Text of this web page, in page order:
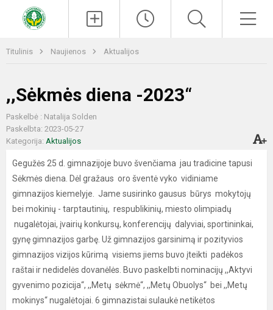
Titulinis Naujienos Aktualijos
,,Sėkmės diena -2023“
Paskelbė : Natalija Solden
Paskelbta: 2023-05-27
Kategorija: Aktualijos
Gegužės 25 d. gimnazijoje buvo švenčiama jau tradicine tapusi
Sėkmės diena. Dėl gražaus oro šventė vyko vidiniame
gimnazijos kiemelyje. Jame susirinko gausus būrys mokytojų
bei mokinių - tarptautinių, respublikinių, miesto olimpiadų
nugalėtojai, įvairių konkursų, konferencijų dalyviai, sportininkai,
gynę gimnazijos garbę. Už gimnazijos garsinimą ir pozityvios
gimnazijos vizijos kūrimą visiems jiems buvo įteikti padėkos
raštai ir nedidelės dovanėlės. Buvo paskelbti nominacijų ,,Aktyvi
gyvenimo pozicija“, ,,Metų sėkmė“, ,,Metų Obuolys“ bei ,,Metų
mokinys“ nugalėtojai. 6 gimnazistai sulaukė netikėtos